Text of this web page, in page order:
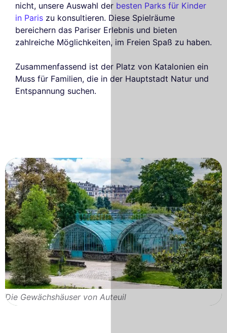
nicht, unsere Auswahl der besten Parks für Kinder
in Paris zu konsultieren. Diese Spielräume
bereichern das Pariser Erlebnis und bieten
zahlreiche Möglichkeiten, im Freien Spaß zu haben.
Zusammenfassend ist der Platz von Katalonien ein
Muss für Familien, die in der Hauptstadt Natur und
Entspannung suchen.
Die Gewächshäuser von Auteuil